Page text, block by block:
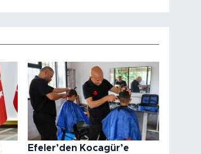
Efeler’den Kocagür’e